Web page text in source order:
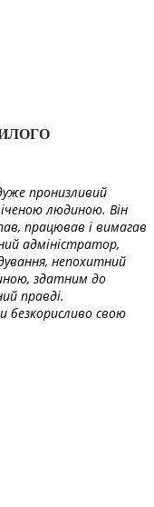
пронизливий
людиною. Він
працював і вимагав
адміністратор,
непохитний
здатним до
правді.
безкорисливо свою